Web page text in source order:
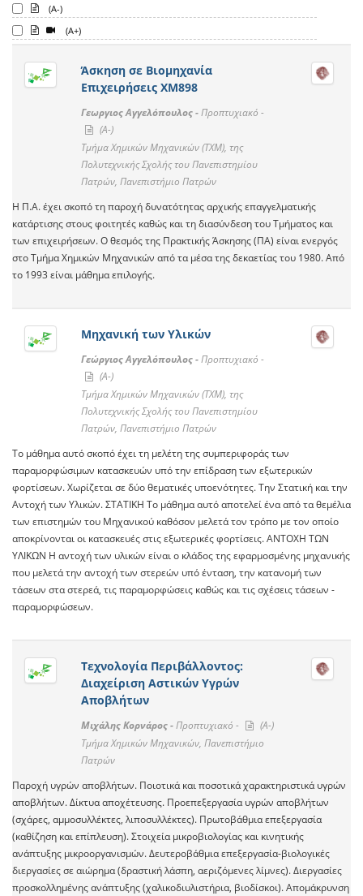
(A-)
(A+)
Άσκηση σε Βιομηχανία
Επιχειρήσεις XM898
Γεωργιος Αγγελόπουλος -Προπτυχιακό -
(A-)
Τμήμα Χημικών Μηχανικών (TXM), της
Πολυτεχνικής Σχολής του Πανεπιστημίου
Πατρών, Πανεπιστήμιο Πατρών
Η Π.Α. έχει σκοπό τη παροχή δυνατότητας αρχικής επαγγελματικής
κατάρτισης στους φοιτητές καθώς και τη διασύνδεση του Τμήματος και
των επιχειρήσεων. Ο θεσμός της Πρακτικής Άσκησης (ΠΑ) είναι ενεργός
στο Τμήμα Χημικών Μηχανικών από τα μέσα της δεκαετίας του 1980. Από
το 1993 είναι μάθημα επιλογής.
Μηχανική των Υλικών
Γεώργιος Αγγελόπουλος -Προπτυχιακό -
(A-)
Τμήμα Χημικών Μηχανικών (TXM), της
Πολυτεχνικής Σχολής του Πανεπιστημίου
Πατρών, Πανεπιστήμιο Πατρών
Το μάθημα αυτό σκοπό έχει τη μελέτη της συμπεριφοράς των
παραμορφώσιμων κατασκευών υπό την επίδραση των εξωτερικών
φορτίσεων. Χωρίζεται σε δύο θεματικές υποενότητες. Την Στατική και την
Αντοχή των Υλικών. ΣΤΑΤΙΚΗ Το μάθημα αυτό αποτελεί ένα από τα θεμέλια
των επιστημών του Μηχανικού καθόσον μελετά τον τρόπο με τον οποίο
αποκρίνονται οι κατασκευές στις εξωτερικές φορτίσεις. ΑΝΤΟΧΗ ΤΩΝ
ΥΛΙΚΩΝ Η αντοχή των υλικών είναι ο κλάδος της εφαρμοσμένης μηχανικής
που μελετά την αντοχή των στερεών υπό ένταση, την κατανομή των
τάσεων στα στερεά, τις παραμορφώσεις καθώς και τις σχέσεις τάσεων -
παραμορφώσεων.
Τεχνολογία Περιβάλλοντος:
Διαχείριση Αστικών Υγρών
Αποβλήτων
Μιχάλης Κορνάρος -Προπτυχιακό -
(A-)
Τμήμα Χημικών Μηχανικών, Πανεπιστήμιο
Πατρών
Παροχή υγρών αποβλήτων. Ποιοτικά και ποσοτικά χαρακτηριστικά υγρών
αποβλήτων. Δίκτυα αποχέτευσης. Προεπεξεργασία υγρών αποβλήτων
(σχάρες, αμμοσυλλέκτες, λιποσυλλέκτες). Πρωτοβάθμια επεξεργασία
(καθίζηση και επίπλευση). Στοιχεία μικροβιολογίας και κινητικής
ανάπτυξης μικροοργανισμών. Δευτεροβάθμια επεξεργασία-βιολογικές
διεργασίες σε αιώρημα (δραστική λάσπη, αεριζόμενες λίμνες). Διεργασίες
προσκολλημένης ανάπτυξης (χαλικοδιυλιστήρια, βιοδίσκοι). Απομάκρυνση